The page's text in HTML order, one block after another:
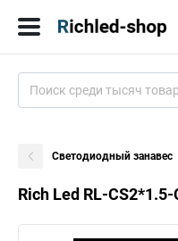
Светодиодный занавес
Rich Led RL-CS2*1.5-